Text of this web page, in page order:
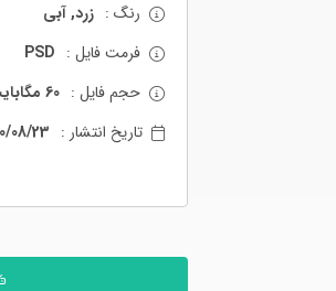
رنگ : زرد, آبی
فرمت فایل : PSD
حجم فایل : 60 مگابایت
تاریخ انتشار : 08/23